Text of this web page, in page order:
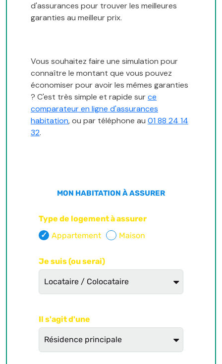
d'assurances pour trouver les meilleures
garanties au meilleur prix.
Vous souhaitez faire une simulation pour
connaître le montant que vous pouvez
économiser pour avoir les mêmes garanties
? C'est très simple et rapide surce
comparateur en ligne d'assurances
habitation, ou par téléphone au 01 88 24 14
32.